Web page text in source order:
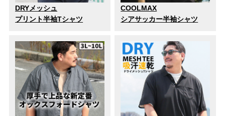
DRYメッシュ
プリント半袖Tシャツ
COOLMAX
シアサッカー半袖シャツ